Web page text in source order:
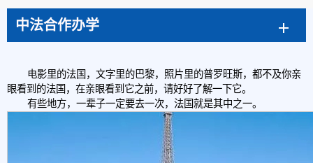
中法合作办学
电影里的法国，文字里的巴黎，照片里的普罗旺斯，都不及你亲
眼看到的法国，在亲眼看到它之前，请好好了解一下它。
有些地方，一辈子一定要去一次，法国就是其中之一。